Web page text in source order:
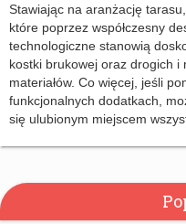
Stawiając na aranżację
które poprzez współczesny
technologiczne stanowią
kostki brukowej oraz drogich i
materiałów. Co więcej, jeśli
funkcjonalnych dodatkach,
się ulubionym miejscem